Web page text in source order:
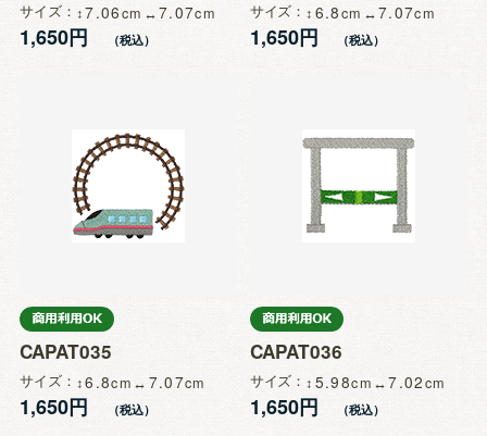
サイズ 7.06 7.07
1,650円
サイズ 6.8 7.07
1,650円
CAPAT035
サイズ 6.8 7.07
1,650円
CAPAT036
サイズ 5.98 7.02
1,650円